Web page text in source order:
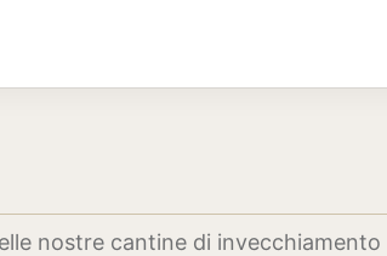
nostre cantine di